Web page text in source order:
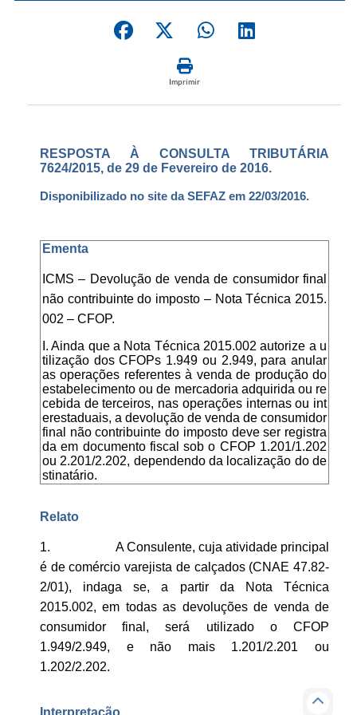
Imprimir
RESPOSTA À CONSULTA TRIBUTÁRIA
7624/2015, de 29 de Fevereiro de 2016.
Disponibilizado no site da SEFAZ em 22/03/2016.
Ementa
ICMS – Devolução de venda de consumidor final
não contribuinte do imposto – Nota Técnica 2015.
002 – CFOP.
I. Ainda que a Nota Técnica 2015.002 autorize a u
tilização dos CFOPs 1.949 ou 2.949, para anular
as operações referentes à venda de produção do
estabelecimento ou de mercadoria adquirida ou re
cebida de terceiros, nas operações internas ou int
erestaduais, a devolução de venda de consumidor
final não contribuinte do imposto deve ser registra
da em documento fiscal sob o CFOP 1.201/1.202
ou 2.201/2.202, dependendo da localização do de
stinatário.
Relato
1. A Consulente, cuja atividade principal
é de comércio varejista de calçados (CNAE 47.82-
2/01), indaga se, a partir da Nota Técnica
2015.002, em todas as devoluções de venda de
consumidor final, será utilizado o CFOP
1.949/2.949, e não mais 1.201/2.201 ou
1.202/2.202.
Interpretação